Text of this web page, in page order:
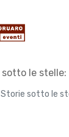
Storie sotto le